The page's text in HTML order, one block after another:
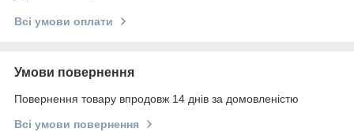
Всі умови оплати
Умови повернення
Повернення товару впродовж 14 днів за домовленістю
Всі умови повернення